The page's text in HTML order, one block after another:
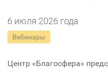
6 июля 2026 года
Вебинары
Центр «Благосфера»